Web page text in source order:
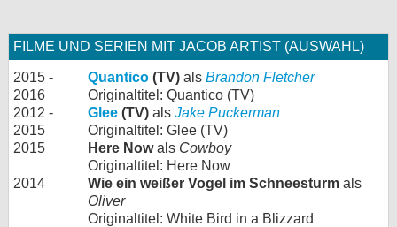
FILME UND SERIEN MIT JACOB ARTIST (AUSWAHL)
2015 -
2016
Quantico (TV) als Brandon Fletcher
Originaltitel: Quantico (TV)
2012 -
2015
Glee (TV) als Jake Puckerman
Originaltitel: Glee (TV)
2015
Here Nowals Cowboy
Originaltitel: Here Now
2014
Wie ein weißer Vogel im Schneesturm als
Oliver
Originaltitel: White Bird in a Blizzard